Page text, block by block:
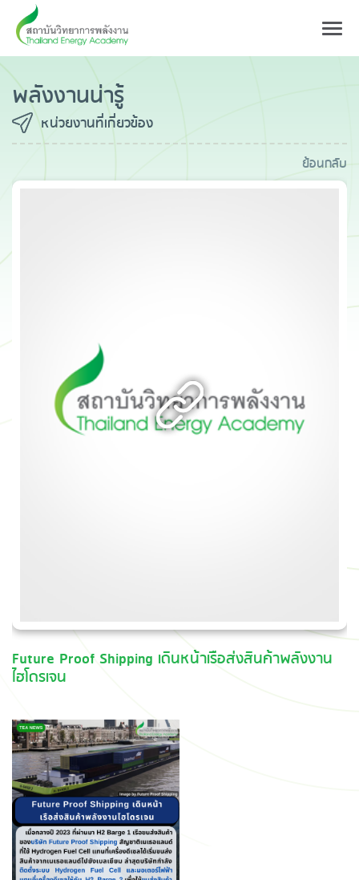
พลังงานน่ารู้
หน่วยงานที่เกี่ยวข้อง
ย้อนกลับ
Future Proof Shipping เดินหน้าเรือส่งสินค้าพลังงาน
ไฮโดรเจน